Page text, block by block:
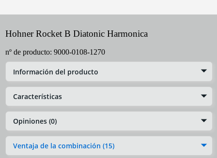
Hohner Rocket B Diatonic Harmonica
nº de producto: 9000-0108-1270
Información del producto
Características
Opiniones (0)
Ventaja de la combinación (15)